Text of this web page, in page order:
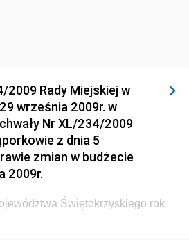
Administracji,
i Ochrony Środowiska
Administracji i
Unii Europejskiej, L
Komunikacji
2009 Rady Miejskiej w
września 2009r. w
Nr XL/234/2009
z dnia 5
zmian w budżecie
2009r.
Świętokrzyskiego rok